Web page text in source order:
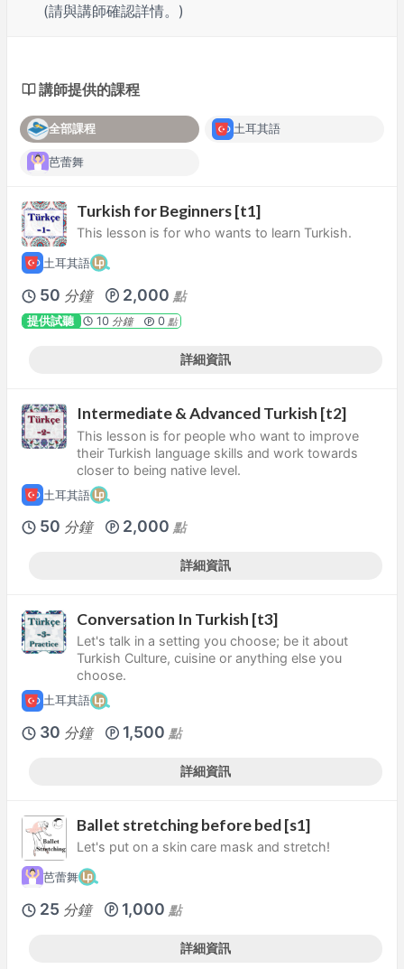
(請與講師確認詳情。)
講師提供的課程
全部課程 土耳其語
芭蕾舞
Turkish for Beginners [t1]
This lesson is for who wants to learn Turkish.
土耳其語
50 分鐘 2,000 點
提供試聽 10 分鐘 0點
詳細資訊
Intermediate & Advanced Turkish [t2]
This lesson is for people who want to improve
their Turkish language skills and work towards
closer to being native level.
土耳其語
50 分鐘 2,000 點
詳細資訊
Conversation In Turkish [t3]
Let's talk in a setting you choose; be it about
Turkish Culture, cuisine or anything else you
choose.
土耳其語
30 分鐘 1,500 點
詳細資訊
Ballet stretching before bed [s1]
Let's put on a skin care mask and stretch!
芭蕾舞
25 分鐘 1,000 點
詳細資訊